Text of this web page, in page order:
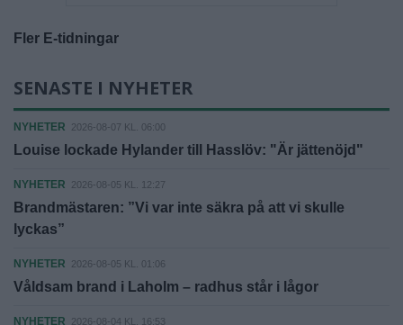
Fler E-tidningar
SENASTE I NYHETER
NYHETER 2026-08-07 KL. 06:00
Louise lockade Hylander till Hasslöv: "Är jättenöjd"
NYHETER 2026-08-05 KL. 12:27
Brandmästaren: ”Vi var inte säkra på att vi skulle
lyckas”
NYHETER 2026-08-05 KL. 01:06
Våldsam brand i Laholm – radhus står i lågor
NYHETER 2026-08-04 KL. 16:53